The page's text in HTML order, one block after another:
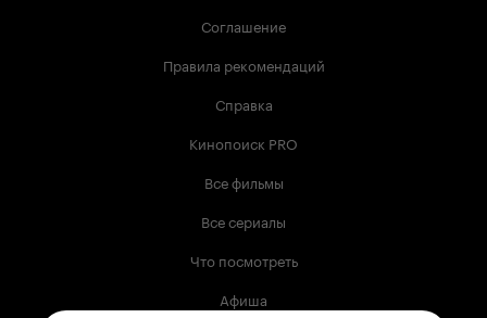
Соглашение
Правила рекомендаций
Справка
Кинопоиск PRO
Все фильмы
Все сериалы
Что посмотреть
Афиша